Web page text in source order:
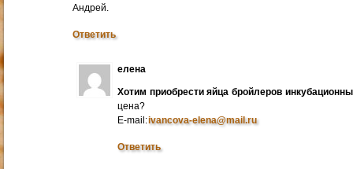
Андрей.
Ответить
елена
Хотим приобрести яйца бройлеров
цена?
E-mail:ivancova-elena@mail.ru
Ответить